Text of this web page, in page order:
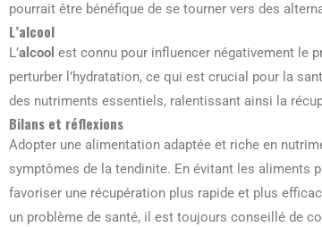
pourrait être bénéfique de se tourner vers des
L’alcool
L’alcool est connu pour influencer négativement le
perturber l’hydratation, ce qui est crucial pour la
des nutriments essentiels, ralentissant ainsi la
Bilans et réflexions
Adopter une alimentation adaptée et riche en
symptômes de la tendinite. En évitant les aliments
favoriser une récupération plus rapide et plus
un problème de santé, il est toujours conseillé de